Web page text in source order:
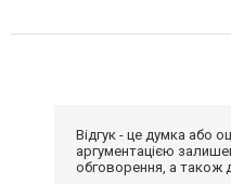
Відгук - це думка або
аргументацією
обговорення, а також